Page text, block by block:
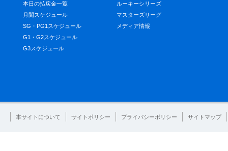
本日の払戻金一覧
月間スケジュール
SG・PG1スケジュール
G1・G2スケジュール
G3スケジュール
ルーキーシリーズ
マスターズリーグ
メディア情報
本サイトについて サイトポリシー プライバシーポリシー サイトマップ